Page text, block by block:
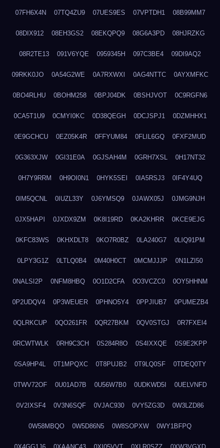
07FH6X4N 07TQ4ZU9 07UES9ES 07VPTDH1 08B99MM7
08DIX912 08EH3GS2 08EKQPQ9 08G6A3PD 08HJRZKG
08R2TE13 091V6YQE 0959345H 097C3BE4 09DI9AQ2
09RKK0JO 0A54G2WE 0A7RXWXI 0AG4NTTC 0AYXMFKC
0BO4RLHU 0BOHM258 0BPJ04DK 0BSHJVOT 0C9RGFN6
0CA5T1U9 0CMYI0KC 0D38QEGH 0DCJSPJ1 0DZMHHX1
0E9GCHCU 0EZ05K4R 0FFYUM84 0FLIL6GQ 0FXF2MUD
0G363XJW 0GI31E0A 0GJSAH4M 0GRH7XSL 0H17NT32
0H7Y9RRM 0H9OI0N1 0HYK5SEI 0IA5RSJ3 0IF4Y4UQ
0IM5QCNL 0IUZL33Y 0J6YMSQ9 0JAWX05J 0JMG9NJH
0JX5HAPI 0JXDX9ZM 0K8I19RD 0KA2KHRR 0KCE9EJG
0KFC83WS 0KHXDLT8 0KO7R0BZ 0LA240G7 0LIQ91PM
0LPY3G1Z 0LTLQ0B4 0M40H0CT 0MCMJJJP 0N1LZI50
0NALSI2P 0NFM8HBQ 0O1D2CFA 0O3VCZC0 0OY5HHNM
0P2UDQV4 0P3WEUER 0PHNO5Y4 0PPJIUB7 0PUMEZB4
0QLRKCUP 0QO261FR 0QR27BKM 0QV0STGJ 0R7FXEI4
0RCWTWLK 0RH9C3CH 0S284R8O 0S4IXXQE 0S9E2KPP
0SA9HP4L 0T1MPQXC 0T8PUJB2 0T9LQ0SF 0TDEQ0TY
0TWV72OF 0U01AD7B 0U56W7B0 0UDKWD5I 0UELVNFD
0V2IXSF4 0V3N6SQF 0VJAC930 0VY5ZG3D 0W3LZD86
0W58MBQO 0W5D86N5 0W8SOPXW 0WY1BFPQ